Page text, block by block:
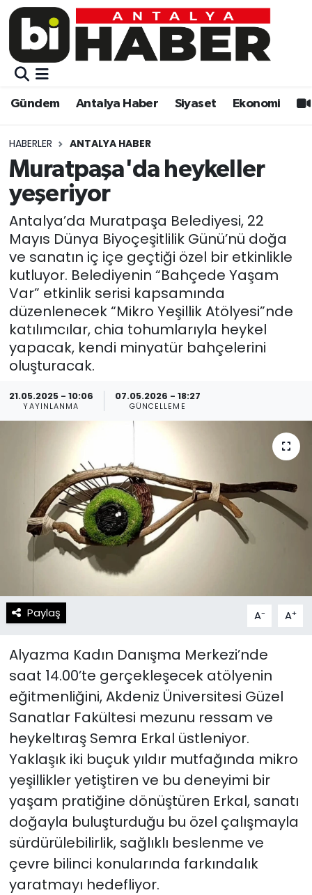
Gündem Antalya Haber Siyaset Ekonomi
HABERLER ANTALYA HABER
Muratpaşa'da heykeller
yeşeriyor
Antalya’da Muratpaşa Belediyesi, 22
Mayıs Dünya Biyoçeşitlilik Günü’nü doğa
ve sanatın iç içe geçtiği özel bir etkinlikle
kutluyor. Belediyenin “Bahçede Yaşam
Var” etkinlik serisi kapsamında
düzenlenecek “Mikro Yeşillik Atölyesi”nde
katılımcılar, chia tohumlarıyla heykel
yapacak, kendi minyatür bahçelerini
oluşturacak.
21.05.2025 - 10:06
YAYINLANMA
07.05.2026 - 18:27
GÜNCELLEME
Paylaş A- A+
Alyazma Kadın Danışma Merkezi’nde
saat 14.00’te gerçekleşecek atölyenin
eğitmenliğini, Akdeniz Üniversitesi Güzel
Sanatlar Fakültesi mezunu ressam ve
heykeltıraş Semra Erkal üstleniyor.
Yaklaşık iki buçuk yıldır mutfağında mikro
yeşillikler yetiştiren ve bu deneyimi bir
yaşam pratiğine dönüştüren Erkal, sanatı
doğayla buluşturduğu bu özel çalışmayla
sürdürülebilirlik, sağlıklı beslenme ve
çevre bilinci konularında farkındalık
yaratmayı hedefliyor.
Gündem
Siyaset
Ekonomi
Video
Eğitim
Kültür-sanat
Sağlık
Spor
Teknoloji
Resmi İlanlar
Gündem
Siyaset
Eğitim
Ekonomi
Kültür-sanat
Sağlık
Spor
Teknoloji
Yaşam
Künye
İletişim
Muratpaşa Nöbetçi Eczaneler
Muratpaşa Trafik Yoğunluk Haritası
Süper Lig Puan Durumu ve Fikstür
Tüm Manşetler
Son Dakika Haberleri
Haber Arşivi